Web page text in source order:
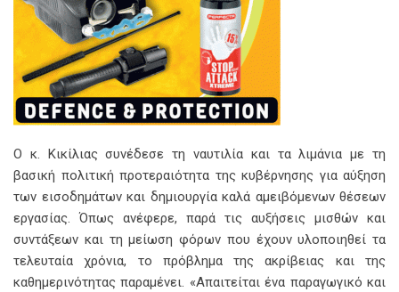
Ο κ. Κικίλιας συνέδεσε τη ναυτιλία και τα λιμάνια με τη
βασική πολιτική προτεραιότητα της κυβέρνησης για αύξηση
των εισοδημάτων και δημιουργία καλά αμειβόμενων θέσεων
εργασίας. Όπως ανέφερε, παρά τις αυξήσεις μισθών και
συντάξεων και τη μείωση φόρων που έχουν υλοποιηθεί τα
τελευταία χρόνια, το πρόβλημα της ακρίβειας και της
καθημερινότητας παραμένει. «Απαιτείται ένα παραγωγικό και